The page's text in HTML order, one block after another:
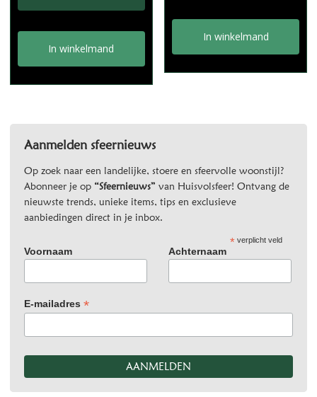
In winkelmand
In winkelmand
Aanmelden sfeernieuws
Op zoek naar een landelijke, stoere en sfeervolle woonstijl?
Abonneer je op “Sfeernieuws” van Huisvolsfeer! Ontvang de
nieuwste trends, unieke items, tips en exclusieve
aanbiedingen direct in je inbox.
*verplicht veld
Voornaam Achternaam
E-mailadres *